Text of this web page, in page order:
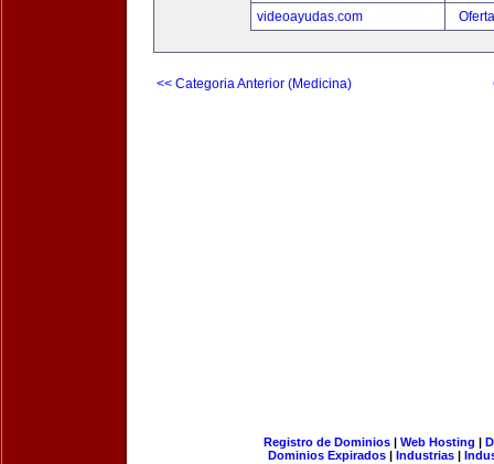
videoayudas.com
<< Categoria Anterior (Medicina)
Registro de Dominios| Web Hosting |
Dominios Expirados | Industrias |